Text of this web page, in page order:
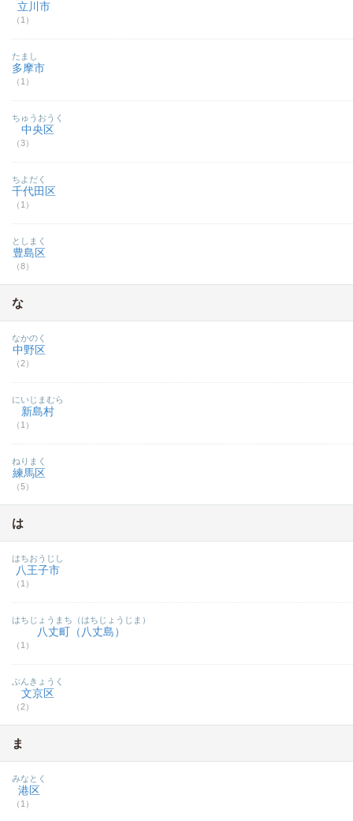
立川市
（1）
多摩市
（1）
たまし
中央区
（3）
ちゅうおうく
千代田区
（1）
ちよだく
豊島区
（8）
としまく
な
中野区
（2）
なかのく
新島村
（1）
にいじまむら
練馬区
（5）
ねりまく
は
八王子市
（1）
はちおうじし
八丈町（八丈島）
（1）
はちじょうまち（はちじょうじま）
文京区
（2）
ぶんきょうく
ま
港区
（1）
みなとく